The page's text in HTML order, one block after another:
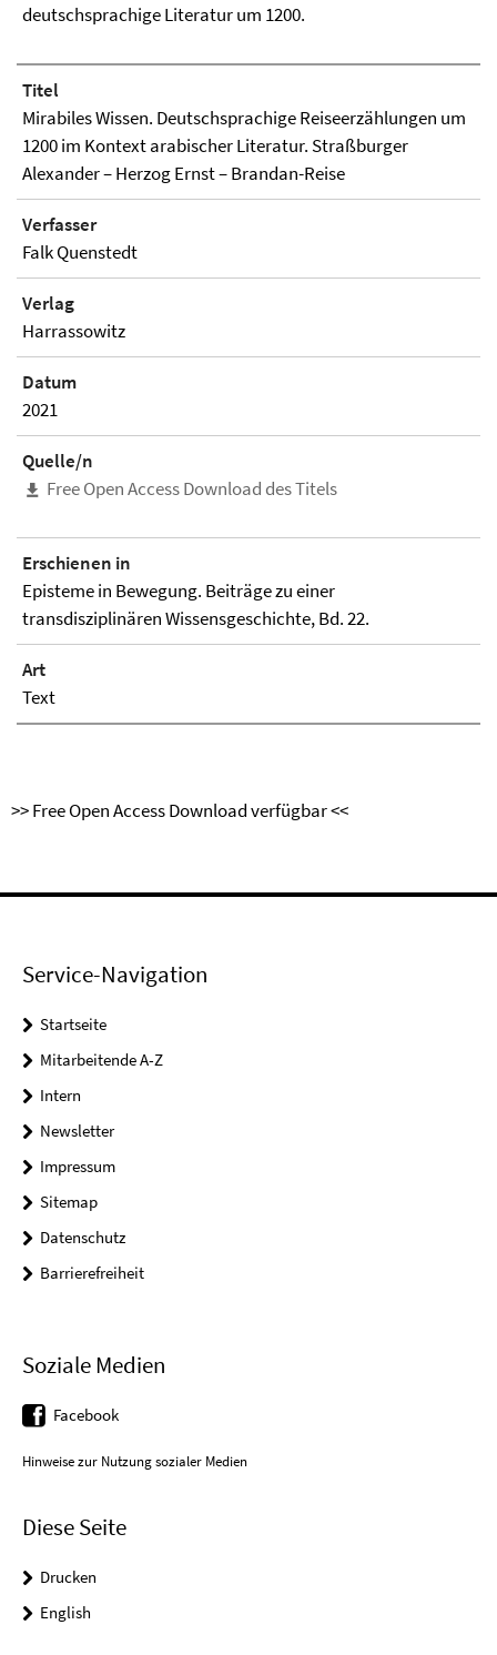
deutschsprachige Literatur um 1200.
Titel
Mirabiles Wissen. Deutschsprachige Reiseerzählungen um
1200 im Kontext arabischer Literatur. Straßburger
Alexander – Herzog Ernst – Brandan-Reise
Verfasser
Falk Quenstedt
Verlag
Harrassowitz
Datum
2021
Quelle/n
Free Open Access Download des Titels
Erschienen in
Episteme in Bewegung. Beiträge zu einer
transdisziplinären Wissensgeschichte, Bd. 22.
Art
Text
>> Free Open Access Download verfügbar <<
Service-Navigation
Startseite
Mitarbeitende A-Z
Intern
Newsletter
Impressum
Sitemap
Datenschutz
Barrierefreiheit
Soziale Medien
Facebook
Hinweise zur Nutzung sozialer Medien
Diese Seite
Drucken
English